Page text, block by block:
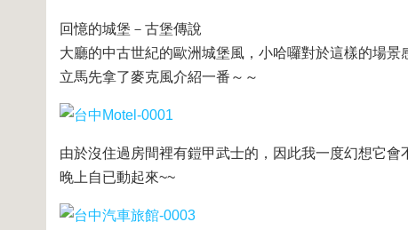
回憶的城堡－古堡傳說
大廳的中古世紀的歐洲城堡風，小哈囉對於這樣的場景
立馬先拿了麥克風介紹一番～～
由於沒住過房間裡有鎧甲武士的，因此我一度幻想它會
晚上自已動起來~~